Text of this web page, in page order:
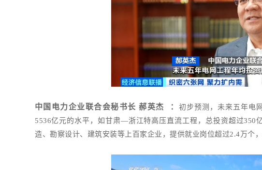
中国电力企业联合会秘书长郝英杰 ： 初步预测，未来五年电
5536亿元的水平，如甘肃—浙江特高压直流工程，总投资超过350
造、勘察设计、建筑安装等上百家企业，提供就业岗位超过2.4万个